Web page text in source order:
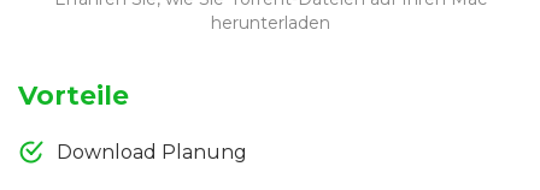
herunterladen
Vorteile
Download Planung